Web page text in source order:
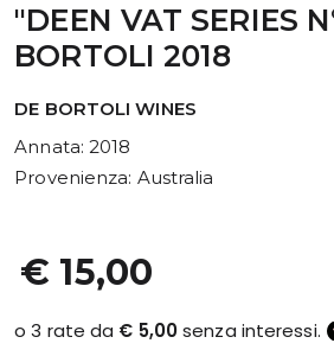
"DEEN VAT SERIES
BORTOLI 2018
DE BORTOLI WINES
Annata: 2018
Provenienza: Australia
€ 15,00